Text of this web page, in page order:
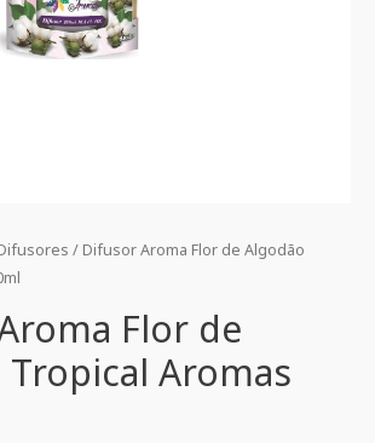
/ Difusor Aroma Flor de Algodão
Flor de
Aromas